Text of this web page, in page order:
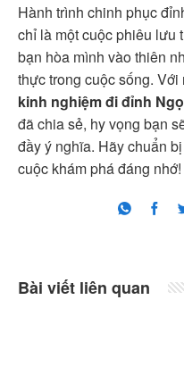
Hành trình chinh phục
chỉ là một cuộc phiêu lưu
bạn hòa mình vào thiên
thực trong cuộc sống. Với
kinh nghiệm đi đỉnh
đã chia sẻ, hy vọng bạn
đầy ý nghĩa. Hãy chuẩn
cuộc khám phá đáng nhớ!
Bài viết liên quan